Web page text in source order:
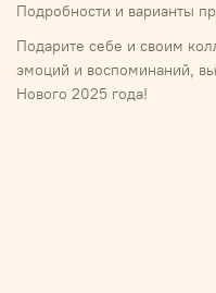
Подробности и варианты
Подарите себе и своим
эмоций и воспоминаний,
Нового 2025 года!